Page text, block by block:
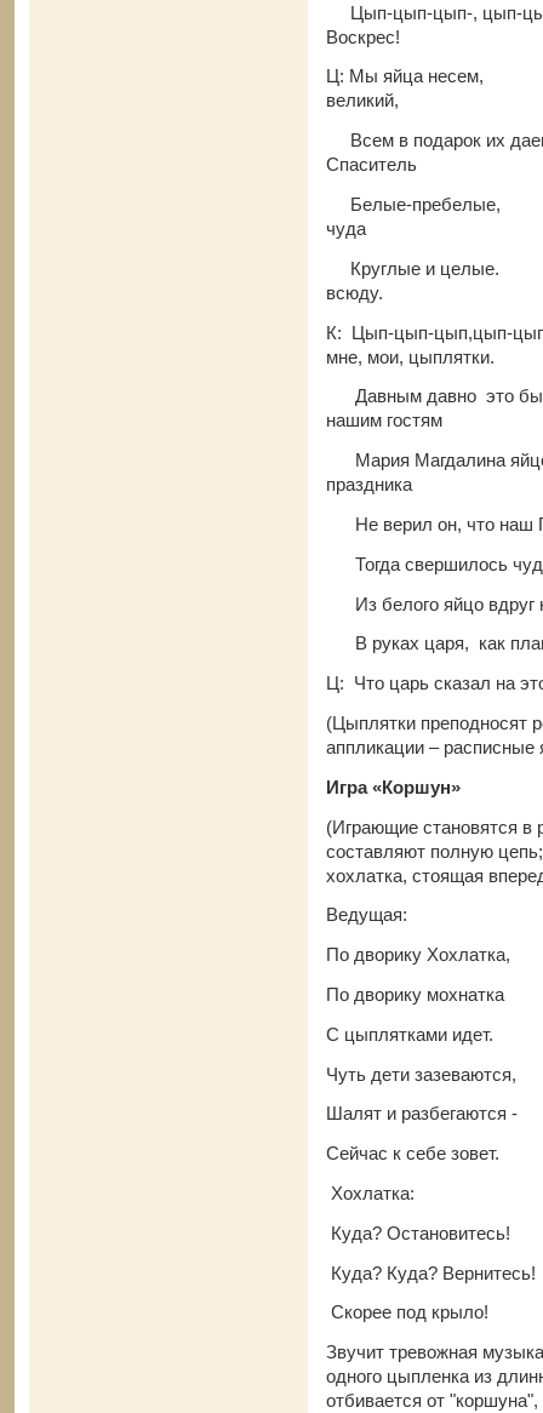
Цып-цып-цып-,
Воскрес!
Ц: Мы яйца
великий,
Всем в подарок
Спаситель
Белые-
чуда
Круглые и
всюду.
К: Цып-цып-
мне, мои, цыплятки.
Давным давно
нашим гостям
Мария Магдалина
праздника
Не верил он, что наш
Тогда свершилось
Из белого яйцо вдруг
В руках царя, как
Ц: Что царь сказал на
(Цыплятки преподносят
аппликации –
Игра «Коршун»
(Играющие становятся в
составляют полную
хохлатка, стоящая
Ведущая:
По дворику Хохлатка,
По дворику мохнатка
С цыплятками идет.
Чуть дети зазеваются,
Шалят и разбегаются -
Сейчас к себе зовет.
Хохлатка:
Куда? Остановитесь!
Куда? Куда? Вернитесь!
Скорее под крыло!
Звучит тревожная
одного цыпленка из
отбивается от